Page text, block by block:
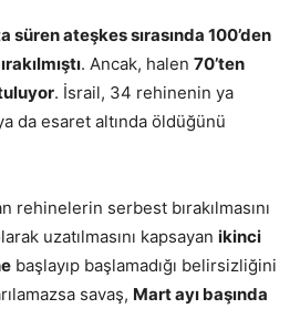
süren ateşkes sırasında 100’den
. Ancak, halen 70’ten
. İsrail, 34 rehinenin ya
ya da esaret altında öldüğünü
rehinelerin serbest bırakılmasını
uzatılmasını kapsayan ikinci
başlayıp başlamadığı belirsizliğini
savaş, Mart ayı başında